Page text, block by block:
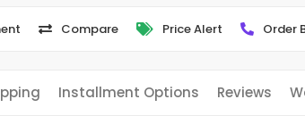
Compare Price Alert Order
Installment Options Reviews